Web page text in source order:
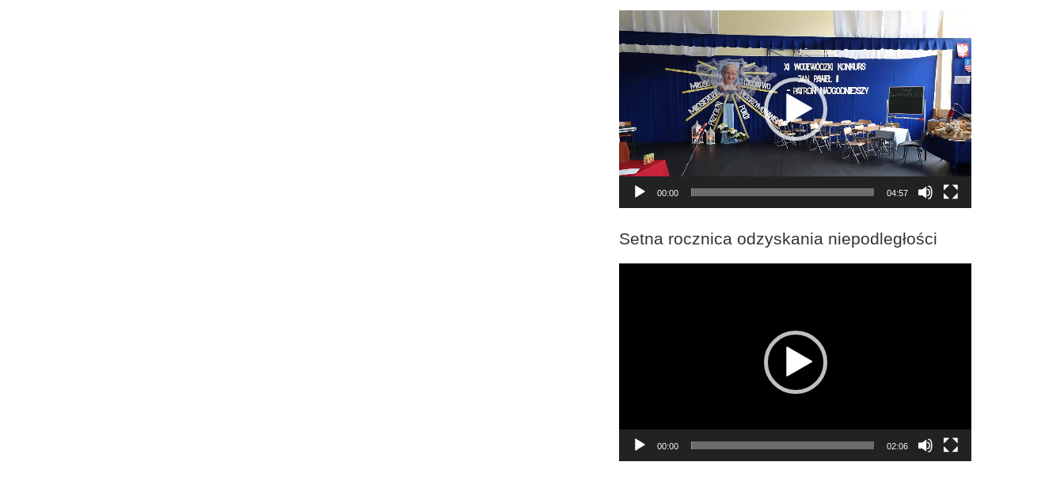
Odtwarzacz
video
00:00 04:57
Setna rocznica odzyskania niepodległości
00:00 02:06